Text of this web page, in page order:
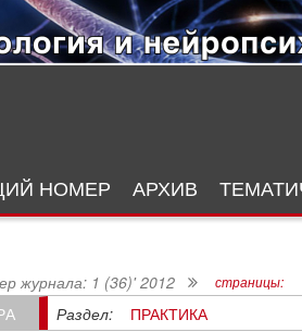
НОМЕР АРХИВ
журнала: 1 (36)' 2012 страницы:
Раздел: ПРАКТИКА